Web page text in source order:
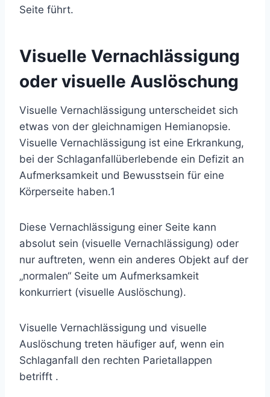
Seite führt.
Visuelle Vernachlässigung
oder visuelle Auslöschung
Visuelle Vernachlässigung unterscheidet sich
etwas von der gleichnamigen Hemianopsie.
Visuelle Vernachlässigung ist eine Erkrankung,
bei der Schlaganfallüberlebende ein Defizit an
Aufmerksamkeit und Bewusstsein für eine
Körperseite haben.1
Diese Vernachlässigung einer Seite kann
absolut sein (visuelle Vernachlässigung) oder
nur auftreten, wenn ein anderes Objekt auf der
„normalen“ Seite um Aufmerksamkeit
konkurriert (visuelle Auslöschung).
Visuelle Vernachlässigung und visuelle
Auslöschung treten häufiger auf, wenn ein
Schlaganfall den rechten Parietallappen
betrifft .